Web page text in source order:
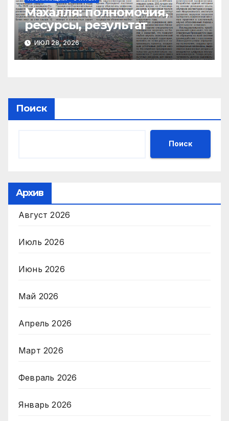
Махалля:полномочия,
ресурсы, результат
ИЮЛ 28, 2026
Поиск
Поиск
Архив
Август 2026
Июль 2026
Июнь 2026
Май 2026
Апрель 2026
Март 2026
Февраль 2026
Январь 2026